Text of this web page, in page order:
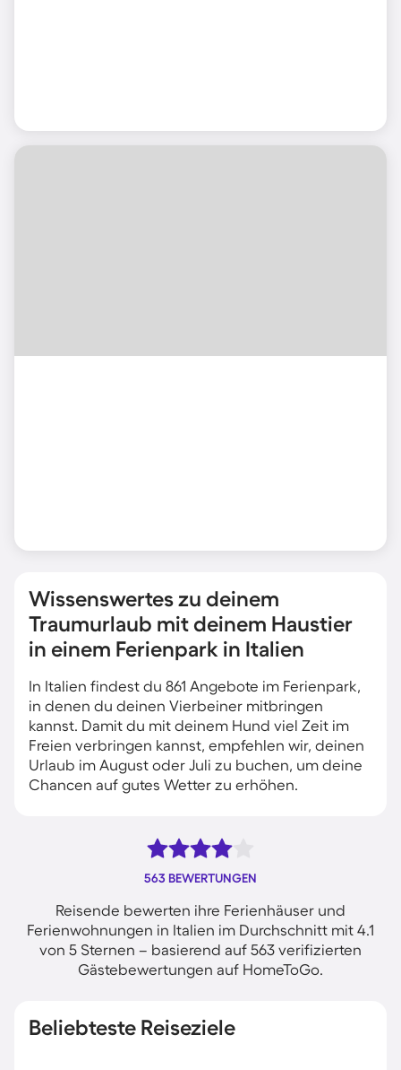
Wissenswertes zu deinem
Traumurlaub mit deinem Haustier
in einem Ferienpark in Italien
In Italien findest du 861 Angebote im Ferienpark,
in denen du deinen Vierbeiner mitbringen
kannst. Damit du mit deinem Hund viel Zeit im
Freien verbringen kannst, empfehlen wir, deinen
Urlaub im August oder Juli zu buchen, um deine
Chancen auf gutes Wetter zu erhöhen.
563 BEWERTUNGEN
Reisende bewerten ihre Ferienhäuser und
Ferienwohnungen in Italien im Durchschnitt mit 4.1
von 5 Sternen – basierend auf 563 verifizierten
Gästebewertungen auf HomeToGo.
Beliebteste Reiseziele